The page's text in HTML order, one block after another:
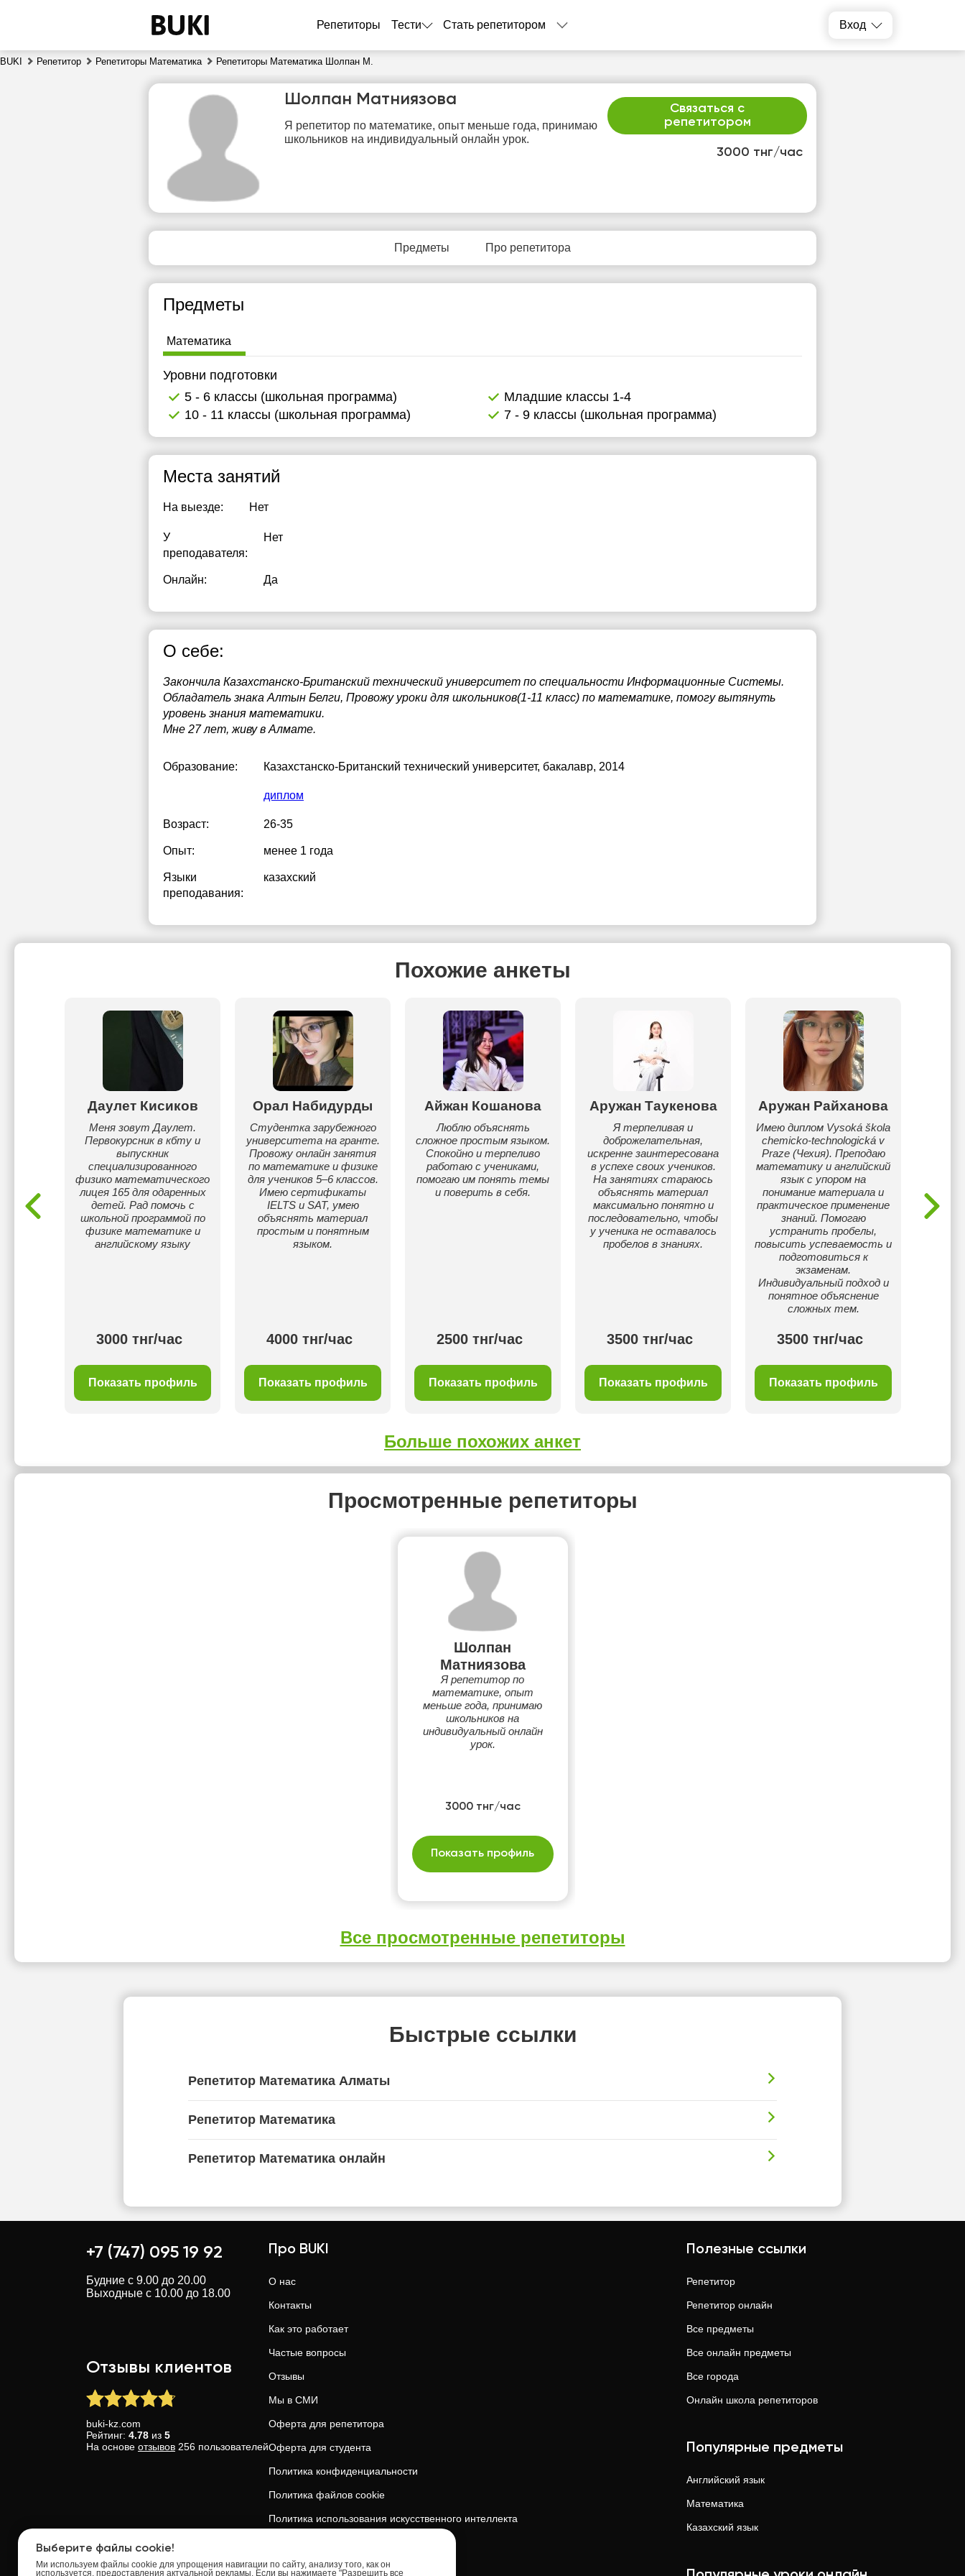
Репетиторы Тести Стать репетитором Вход
BUKI Репетитор Репетиторы Математика Репетиторы Математика Шолпан М.
3000 тнг/час
Связаться с
репетитором
Шолпан Матниязова
Я репетитор по математике, опыт меньше года, принимаю
школьников на индивидуальный онлайн урок.
Предметы Про репетитора
Предметы
Математика
Уровни подготовки
5 - 6 классы (школьная программа)
Младшие классы 1-4
10 - 11 классы (школьная программа)
7 - 9 классы (школьная программа)
Места занятий
На выезде: Нет
У
преподавателя:
Нет
Онлайн: Да
О себе:
Закончила Казахстанско-Британский технический университет по специальности Информационные Системы.
Обладатель знака Алтын Белги, Провожу уроки для школьников(1-11 класс) по математике, помогу вытянуть
уровень знания математики.
Мне 27 лет, живу в Алмате.
Образование: Казахстанско-Британский технический университет, бакалавр, 2014
диплом
Возраст: 26-35
Опыт: менее 1 года
Языки
преподавания:
казахский
Похожие анкеты
Даулет Кисиков
Меня зовут Даулет.
Первокурсник в кбту и
выпускник
специализированного
физико математического
лицея 165 для одаренных
детей. Рад помочь с
школьной программой по
физике математике и
английскому языку
3000 тнг/час
Показать профиль
Орал Набидурды
Студентка зарубежного
университета на гранте.
Провожу онлайн занятия
по математике и физике
для учеников 5–6 классов.
Имею сертификаты
IELTS и SAT, умею
объяснять материал
простым и понятным
языком.
4000 тнг/час
Показать профиль
Айжан Кошанова
Люблю объяснять
сложное простым языком.
Спокойно и терпеливо
работаю с учениками,
помогаю им понять темы
и поверить в себя.
2500 тнг/час
Показать профиль
Аружан Таукенова
Я терпеливая и
доброжелательная,
искренне заинтересована
в успехе своих учеников.
На занятиях стараюсь
объяснять материал
максимально понятно и
последовательно, чтобы
у ученика не оставалось
пробелов в знаниях.
3500 тнг/час
Показать профиль
Аружан Райханова
Имею диплом Vysoká škola
chemicko-technologická v
Praze (Чехия). Преподаю
математику и английский
язык с упором на
понимание материала и
практическое применение
знаний. Помогаю
устранить пробелы,
повысить успеваемость и
подготовиться к
экзаменам.
Индивидуальный подход и
понятное объяснение
сложных тем.
3500 тнг/час
Показать профиль
Больше похожих анкет
Просмотренные репетиторы
Шолпан
Матниязова
Я репетитор по
математике, опыт
меньше года, принимаю
школьников на
индивидуальный онлайн
урок.
3000 тнг/час
Показать профиль
Все просмотренные репетиторы
Быстрые ссылки
Репетитор Математика Алматы
Репетитор Математика
Репетитор Математика онлайн
сб
8
9
10
11
12
13
14
свободных
11:30
13:30
14:00
Нет
свободных
Нет
свободных
Нет
свободных
свободных
свободных
+7 (747) 095 19 92
Будние с 9.00 до 20.00
Выходные с 10.00 до 18.00
Отзывы клиентов
buki-kz.com
Рейтинг: 4.78 из 5
На основе отзывов 256 пользователей
Про BUKI
О нас
Контакты
Как это работает
Частые вопросы
Отзывы
Мы в СМИ
Оферта для репетитора
Оферта для студента
Политика конфиденциальности
Политика файлов cookie
Политика использования искусственного интеллекта
Полезные ссылки
Репетитор
Репетитор онлайн
Все предметы
Все онлайн предметы
Все города
Онлайн школа репетиторов
Популярные предметы
Английский язык
Математика
Казахский язык
Выберите файлы cookie!
Ми используем файлы cookie для упрощения навигации по сайту, анализу того, как он
используется, предоставления актуальной рекламы. Если вы нажимаете "Разрешить все